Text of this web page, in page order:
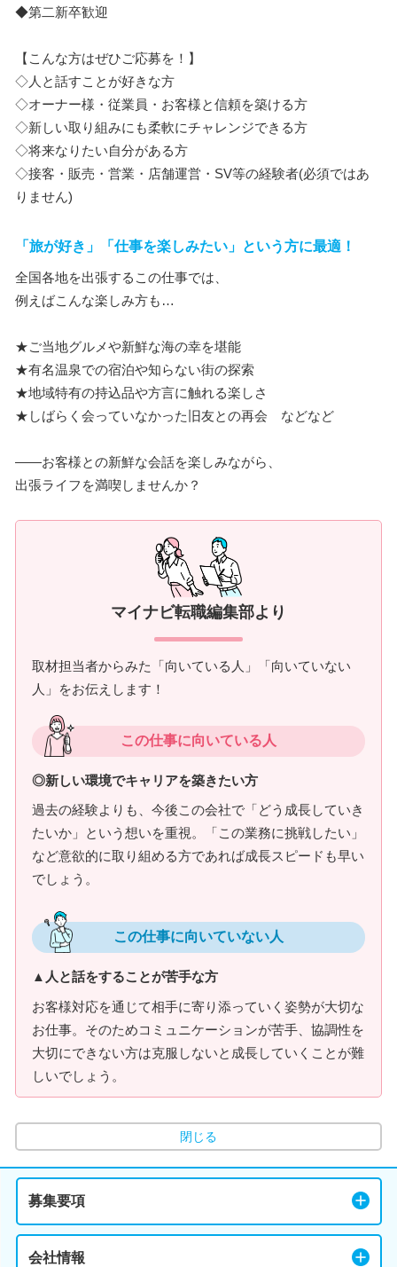
◆第二新卒歓迎
【こんな方はぜひご応募を！】
◇人と話すことが好きな方
◇オーナー様・従業員・お客様と信頼を築ける方
◇新しい取り組みにも柔軟にチャレンジできる方
◇将来なりたい自分がある方
◇接客・販売・営業・店舗運営・SV等の経験者(必須ではあ
りません)
「旅が好き」「仕事を楽しみたい」という方に最適！
全国各地を出張するこの仕事では、
例えばこんな楽しみ方も…
★ご当地グルメや新鮮な海の幸を堪能
★有名温泉での宿泊や知らない街の探索
★地域特有の持込品や方言に触れる楽しさ
★しばらく会っていなかった旧友との再会 などなど
――お客様との新鮮な会話を楽しみながら、
出張ライフを満喫しませんか？
マイナビ転職編集部より
取材担当者からみた「向いている人」「向いていない
人」をお伝えします！
この仕事に向いている人
◎新しい環境でキャリアを築きたい方
過去の経験よりも、今後この会社で「どう成長していき
たいか」という想いを重視。「この業務に挑戦したい」
など意欲的に取り組める方であれば成長スピードも早い
でしょう。
この仕事に向いていない人
▲人と話をすることが苦手な方
お客様対応を通じて相手に寄り添っていく姿勢が大切な
お仕事。そのためコミュニケーションが苦手、協調性を
大切にできない方は克服しないと成長していくことが難
しいでしょう。
閉じる
募集要項
会社情報